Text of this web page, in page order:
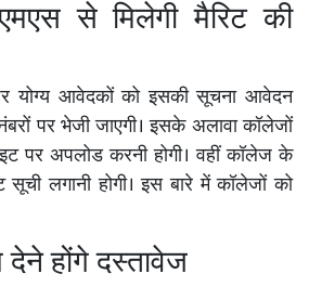
से मिलेगी मैरिट की
योग्य आवेदकों को इसकी सूचना आवेदन
नंबरों पर भेजी जाएगी। इसके अलावा कॉलेजों
पर अपलोड करनी होगी। वहीं कॉलेज के
सूची लगानी होगी। इस बारे में कॉलेजों को
होंगे दस्तावेज